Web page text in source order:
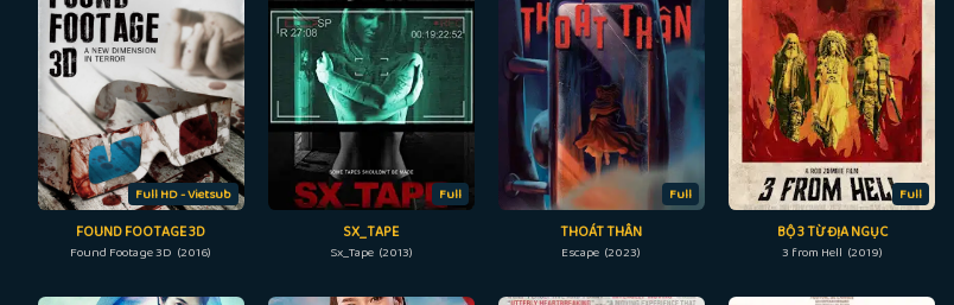
Full HD - Vietsub
FOUND FOOTAGE 3D
Found Footage 3D (2016)
Full
SX_TAPE
Sx_Tape (2013)
Full
THOÁT THÂN
Escape (2023)
Full
BỘ 3 TỪ ĐỊA NGỤC
3 from Hell (2019)